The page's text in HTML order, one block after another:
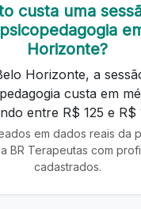
custa uma
Horizonte?
Horizonte, a
custa em
entre R$ 125 e R$
em dados reais da
BR Terapeutas com
cadastrados.